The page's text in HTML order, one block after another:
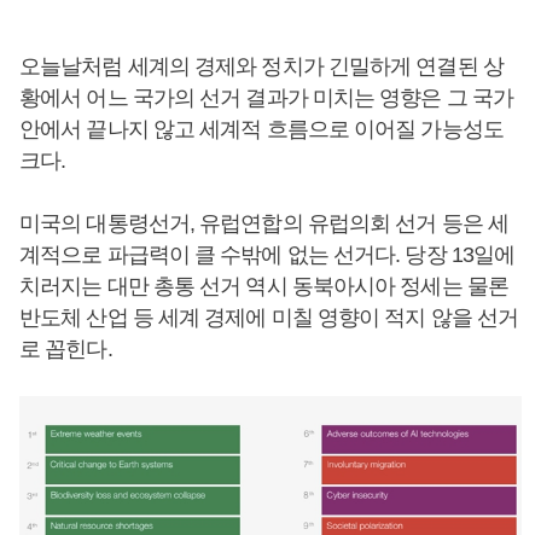
오늘날처럼 세계의 경제와 정치가 긴밀하게 연결된 상
황에서 어느 국가의 선거 결과가 미치는 영향은 그 국가
안에서 끝나지 않고 세계적 흐름으로 이어질 가능성도
크다.
미국의 대통령선거, 유럽연합의 유럽의회 선거 등은 세
계적으로 파급력이 클 수밖에 없는 선거다. 당장 13일에
치러지는 대만 총통 선거 역시 동북아시아 정세는 물론
반도체 산업 등 세계 경제에 미칠 영향이 적지 않을 선거
로 꼽힌다.